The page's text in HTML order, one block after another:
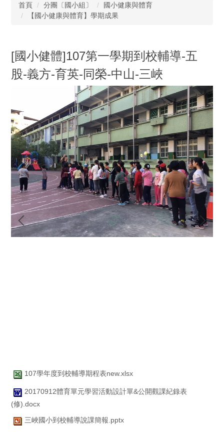
首頁 分團〔國小組〕
國小健康與體育
【國小健康與體育】學期成果
[國小健體]107第一學期到校輔導-五
股-義方-育英-同榮-中山-三峽
107學年度到校輔導期程表new.xlsx
20170912體育單元學習活動設計單&公開觀課紀錄表
(修).docx
三峽國小到校輔導說課簡報.pptx